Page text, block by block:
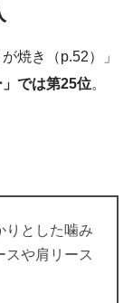
焼き（p.52）」
」では第25位。
りとした噛み
スや肩リース